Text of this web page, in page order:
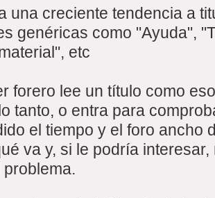
una creciente tendencia a
genéricas como "Ayuda",
etc
forero lee un título como
tanto, o entra para
el tiempo y el foro ancho
va y, si le podría